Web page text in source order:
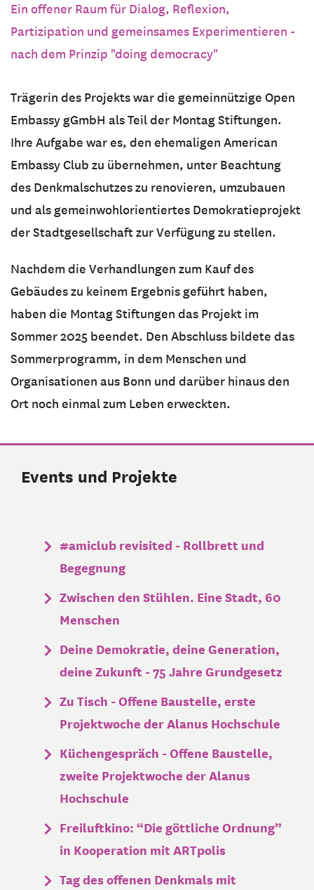
Ein offener Raum für Dialog, Reflexion,
Partizipation und gemeinsames Experimentieren -
nach dem Prinzip "doing democracy"
Trägerin des Projekts war die gemeinnützige Open
Embassy gGmbH als Teil der Montag Stiftungen.
Ihre Aufgabe war es, den ehemaligen American
Embassy Club zu übernehmen, unter Beachtung
des Denkmalschutzes zu renovieren, umzubauen
und als gemeinwohlorientiertes Demokratieprojekt
der Stadtgesellschaft zur Verfügung zu stellen.
Nachdem die Verhandlungen zum Kauf des
Gebäudes zu keinem Ergebnis geführt haben,
haben die Montag Stiftungen das Projekt im
Sommer 2025 beendet. Den Abschluss bildete das
Sommerprogramm, in dem Menschen und
Organisationen aus Bonn und darüber hinaus den
Ort noch einmal zum Leben erweckten.
Events und Projekte
#amiclub revisited - Rollbrett und
Begegnung
Zwischen den Stühlen. Eine Stadt, 60
Menschen
Deine Demokratie, deine Generation,
deine Zukunft - 75 Jahre Grundgesetz
Zu Tisch - Offene Baustelle, erste
Projektwoche der Alanus Hochschule
Küchengespräch - Offene Baustelle,
zweite Projektwoche der Alanus
Hochschule
Freiluftkino: “Die göttliche Ordnung”
in Kooperation mit ARTpolis
Tag des offenen Denkmals mit